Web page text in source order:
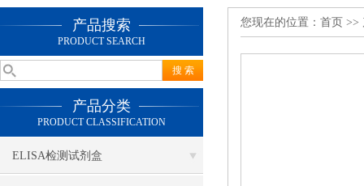
产品搜索
PRODUCT SEARCH
产品分类
PRODUCT CLASSIFICATION
ELISA检测试剂盒
您现在的位置： 首页 >>